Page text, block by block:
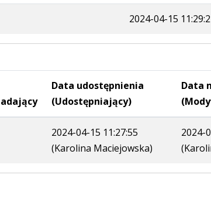
2024-04-15
Data udostępnienia
(Udostępniający)
Data
2024-04-15 11:27:55
(Karolina Maciejowska)
2024-